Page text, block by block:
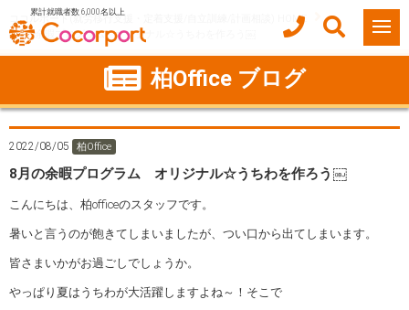
累計就職者数 6,000名以上
ココルポート(就労移行支援・定着支援/自立訓練/計画相談) HOME
8月の余暇プログラム オリジナル☆うちわを作ろう￼
柏Office ブログ
2022/08/05 柏Office
8月の余暇プログラム オリジナル☆うちわを作ろう￼
こんにちは、柏officeのスタッフです。
暑いと言うのが飽きてしまいましたが、つい口から出てしまいます。
皆さまいかがお過ごしでしょうか。
やっぱり夏はうちわが大活躍しますよね～！そこで